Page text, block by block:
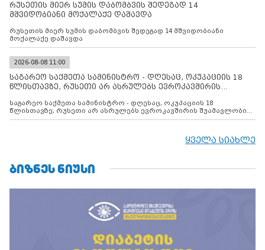
რუსეთის მიერ სუმის დაბომბვის შედეგად 14
მშვიდობიანი მოქალაქე დაშავდა
რუსეთის მიერ სუმის დაბომბვის შედეგად 14 მშვიდობიანი
მოქალაქე დაშავდა
2026-08-08 11:00
საგარეო საქმეთა სამინისტრო - დღესაც, ოკუპაციის 18
წლისთავზე, რუსეთი არ ასრულებს ევროკავშირის
საგარეო საქმეთა სამინისტრო - დღესაც, ოკუპაციის 18
წლისთავზე, რუსეთი არ ასრულებს ევროკავშირის შუამავლობით
დადებულ 2008 წლის 12 აგვისტოს ცეცხლის შეწყვეტის
მილიტარიზაციის პროცესს და აქტიურად დგამს ნაბიჯებს მათი
ყველა სიახლე
ᲑᲘᲖᲜᲔᲡ ᲜᲘᲣᲡᲘ